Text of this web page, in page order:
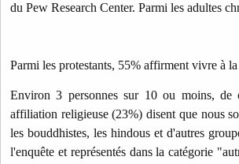
du Pew Research Center. Parmi les adultes
Parmi les protestants, 55% affirment vivre à
Environ 3 personnes sur 10 ou moins, de
affiliation religieuse (23%) disent que nous
les bouddhistes, les hindous et d'autres
l'enquête et représentés dans la catégorie